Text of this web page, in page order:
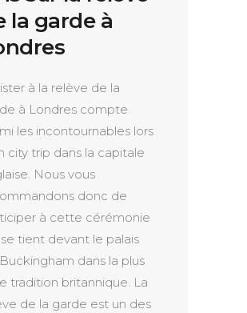
la garde à
à la relève de la
à Londres compte
les incontournables lors
city trip dans la capitale
Nous vous
donc de
à cette cérémonie
tient devant le palais
dans la plus
tradition britannique. La
de la garde est un des